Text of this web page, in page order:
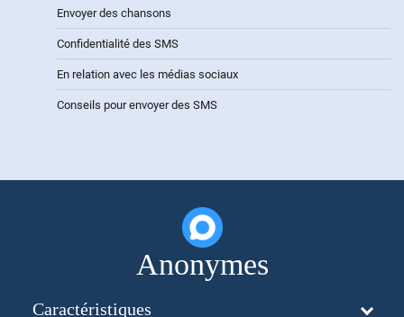
Envoyer des chansons
Confidentialité des SMS
En relation avec les médias sociaux
Conseils pour envoyer des SMS
Anonymes
Caractéristiques